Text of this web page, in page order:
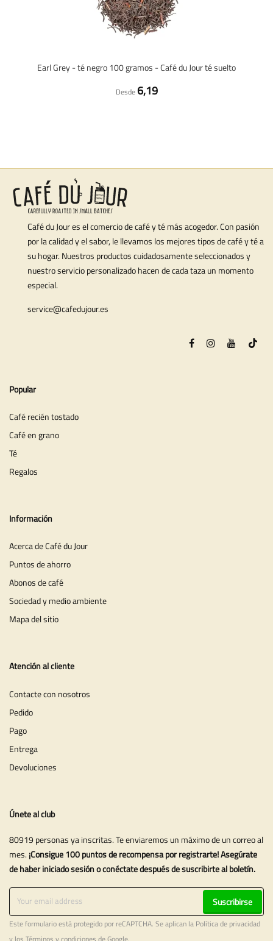
Earl Grey - té negro 100 gramos - Café du Jour té suelto
Desde 6,19
Café du Jour es el comercio de café y té más acogedor. Con pasión
por la calidad y el sabor, le llevamos los mejores tipos de café y té a
su hogar. Nuestros productos cuidadosamente seleccionados y
nuestro servicio personalizado hacen de cada taza un momento
especial.
service@cafedujour.es
Popular
Café recién tostado
Café en grano
Té
Regalos
Información
Acerca de Café du Jour
Puntos de ahorro
Abonos de café
Sociedad y medio ambiente
Mapa del sitio
Atención al cliente
Contacte con nosotros
Pedido
Pago
Entrega
Devoluciones
Únete al club
80919 personas ya inscritas. Te enviaremos un máximo de un correo al
mes. ¡Consigue 100 puntos de recompensa por registrarte! Asegúrate
de haber iniciado sesión o conéctate después de suscribirte al boletín.
Suscribirse
Este formulario está protegido por reCAPTCHA. Se aplican la Política de privacidad